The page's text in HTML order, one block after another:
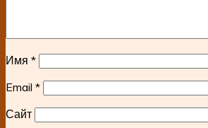
Имя *
Email *
Сайт